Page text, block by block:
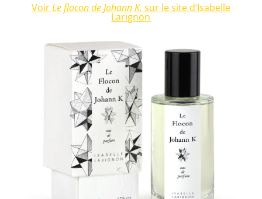
VoirLe flocon de Johann K. sur le site d’Isabelle
Larignon